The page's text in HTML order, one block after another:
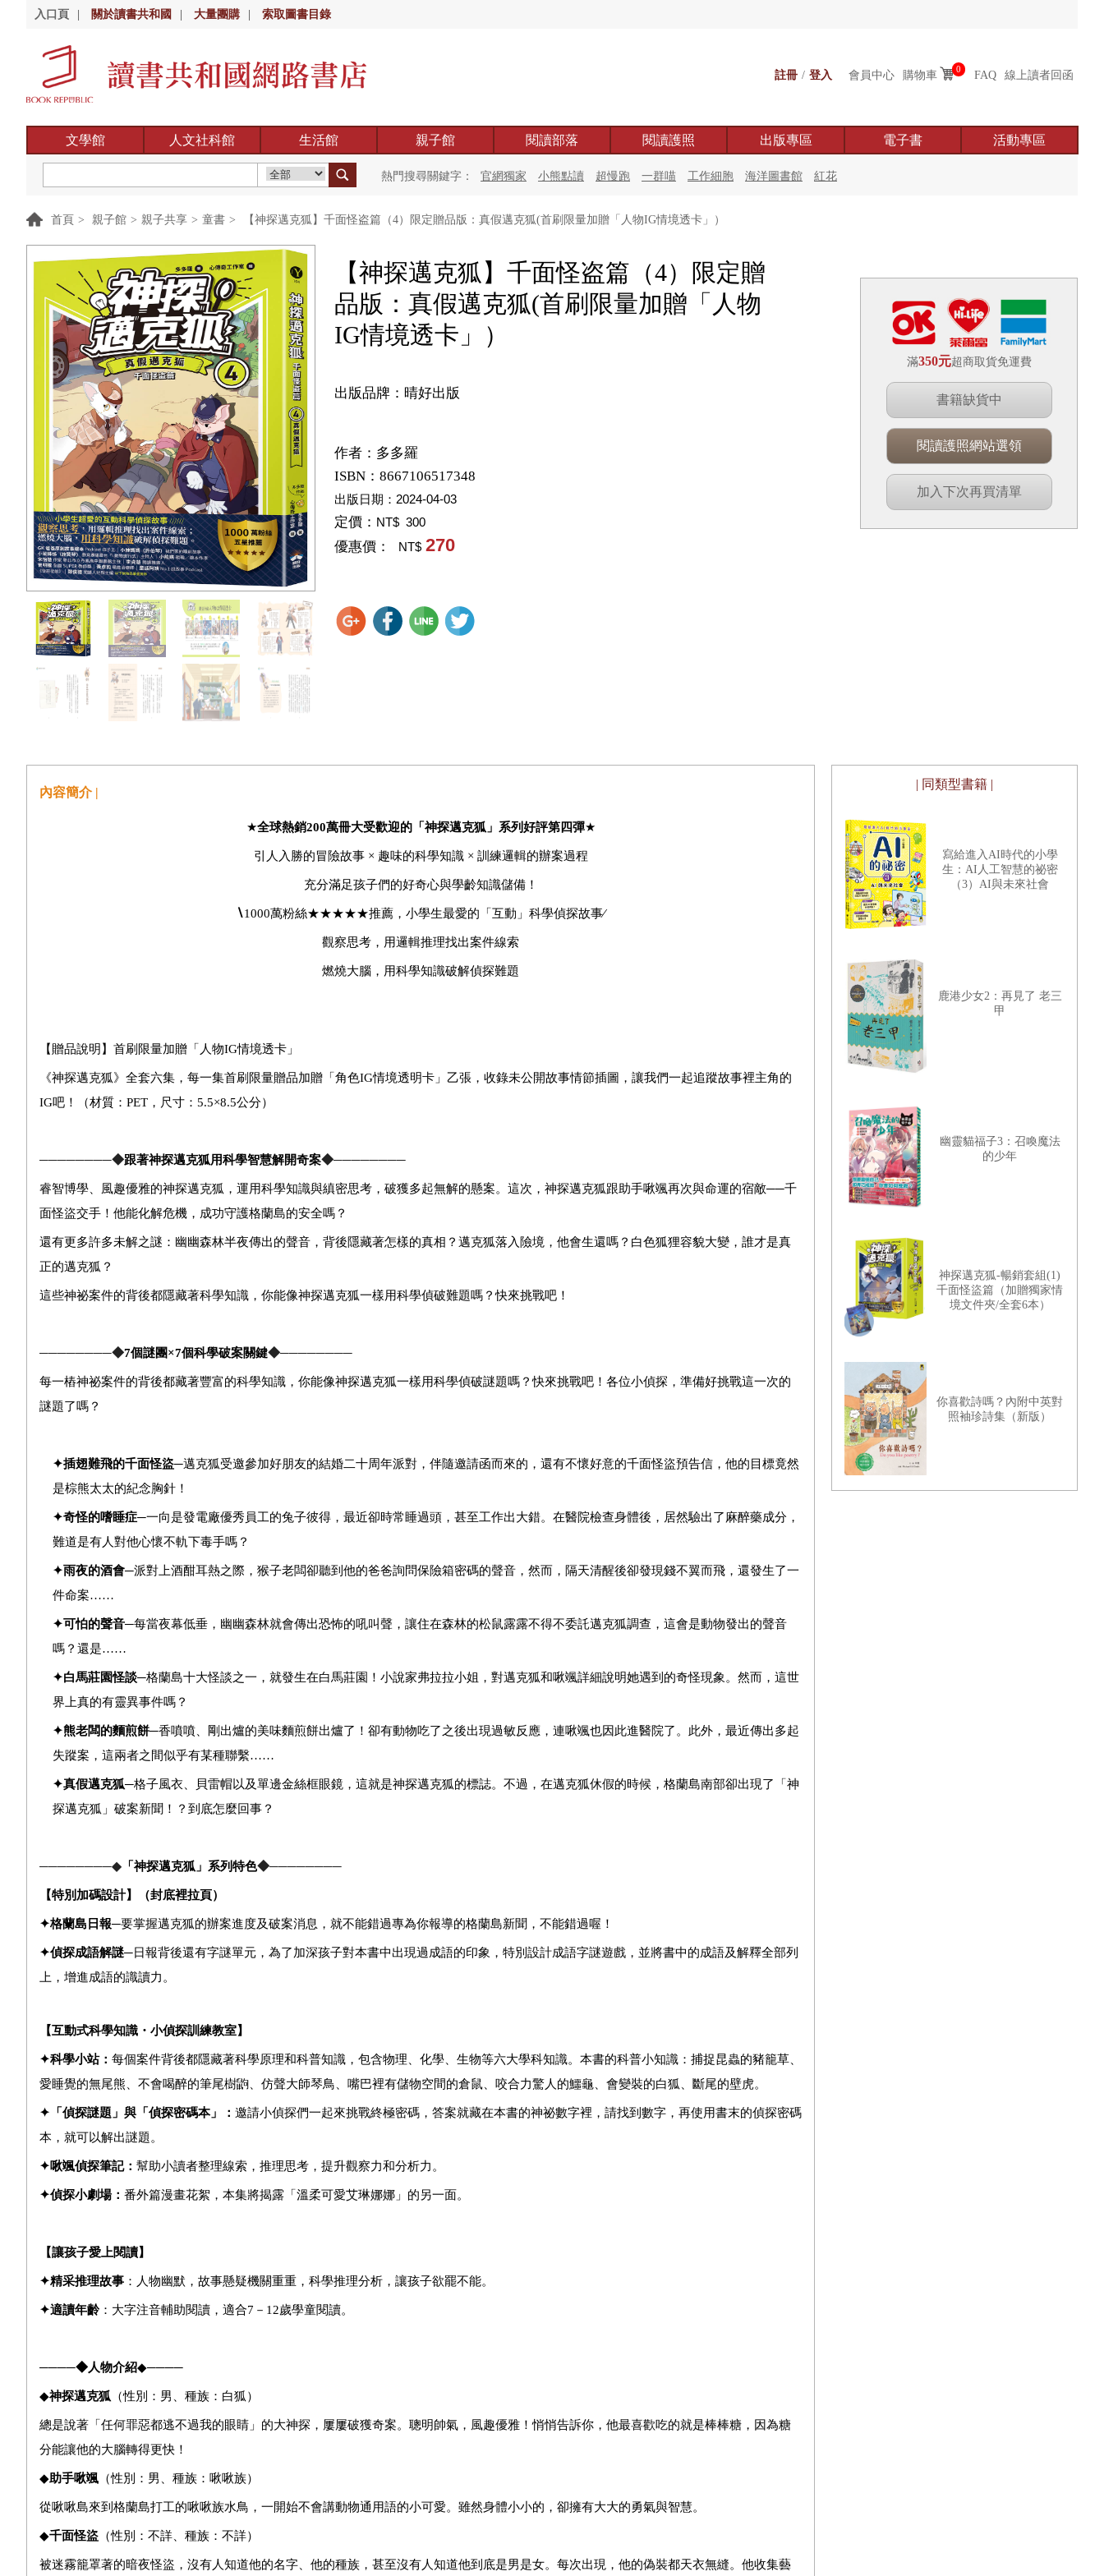
入口頁 關於讀書共和國 大量團購 索取圖書目錄
註冊 / 登入 會員中心 購物車 0 FAQ 線上讀者回函
文學館 人文社科館 生活館 親子館 閱讀部落 閱讀護照 出版專區 電子書 活動專區
熱門搜尋關鍵字： 官網獨家 小熊點讀 超慢跑 一群喵 工作細胞 海洋圖書館 紅花
首頁 > 親子館 > 親子共享 > 童書 > 【神探邁克狐】千面怪盗篇（4）限定贈品版：真假邁克狐(首刷限量加贈「人物IG情境透卡」）
【神探邁克狐】千面怪盗篇（4）限定贈
品版：真假邁克狐(首刷限量加贈「人物
IG情境透卡」）
出版品牌：晴好出版
作者： 多多羅
ISBN：8667106517348
出版日期： 2024-04-03
定價： NT$ 300
優惠價： NT$ 270
滿350元超商取貨免運費
書籍缺貨中
閱讀護照網站選領
加入下次再買清單
內容簡介 |
★全球熱銷200萬冊大受歡迎的「 神探邁克狐」系列好評第四彈★
引人入勝的冒險故事 × 趣味的科學知識 × 訓練邏輯的辦案過程
充分滿足孩子們的好奇心與學齡知識儲備！
∖1000萬粉絲★★★★★推薦，小學生最愛的「互動」科學偵探故事∕
觀察思考，用邏輯推理找出案件線索
燃燒大腦，用科學知識破解偵探難題
【贈品說明】首刷限量加贈「人物IG情境透卡」
《神探邁克狐》全套六集，每一集首刷限量贈品加贈「角色IG情境透明卡」乙張，收錄未公開故事情節插圖，讓我們一起追蹤故事裡主角的
IG吧！（材質： PET ，尺寸： 5.5×8.5公分）
────────◆跟著神探邁克狐用科學智慧解開奇案◆────────
睿智博學、風趣優雅的神探邁克狐，運用科學知識與縝密思考，破獲多起無解的懸案。這次，神探邁克狐跟助手啾颯再次與命運的宿敵──千
面怪盜交手！他能化解危機，成功守護格蘭島的安全嗎？
還有更多許多未解之謎：幽幽森林半夜傳出的聲音，背後隱藏著怎樣的真相？邁克狐落入險境，他會生還嗎？白色狐狸容貌大變，誰才是真
正的邁克狐？
這些神祕案件的背後都隱藏著科學知識，你能像神探邁克狐一樣用科學偵破難題嗎？快來挑戰吧！
────────◆7個謎團×7個科學破案關鍵◆────────
每一樁神祕案件的背後都藏著豐富的科學知識，你能像神探邁克狐一樣用科學偵破謎題嗎？快來挑戰吧！各位小偵探，準備好挑戰這一次的
謎題了嗎？
✦插翅難飛的千面怪盜─邁克狐受邀參加好朋友的結婚二十周年派對，伴隨邀請函而來的，還有不懷好意的千面怪盜預告信，他的目標竟然
是棕熊太太的紀念胸針！
✦奇怪的嗜睡症─一向是發電廠優秀員工的兔子彼得，最近卻時常睡過頭，甚至工作出大錯。在醫院檢查身體後，居然驗出了麻醉藥成分，
難道是有人對他心懷不軌下毒手嗎？
✦雨夜的酒會─派對上酒酣耳熱之際，猴子老闆卻聽到他的爸爸詢問保險箱密碼的聲音，然而，隔天清醒後卻發現錢不翼而飛，還發生了一
件命案……
✦可怕的聲音─每當夜幕低垂，幽幽森林就會傳出恐怖的吼叫聲，讓住在森林的松鼠露露不得不委託邁克狐調查，這會是動物發出的聲音
嗎？還是……
✦白馬莊園怪談─格蘭島十大怪談之一，就發生在白馬莊園！小說家弗拉拉小姐，對邁克狐和啾颯詳細說明她遇到的奇怪現象。然而，這世
界上真的有靈異事件嗎？
✦熊老闆的麵煎餅─香噴噴、剛出爐的美味麵煎餅出爐了！卻有動物吃了之後出現過敏反應，連啾颯也因此進醫院了。此外，最近傳出多起
失蹤案，這兩者之間似乎有某種聯繫……
✦真假邁克狐─格子風衣、貝雷帽以及單邊金絲框眼鏡，這就是神探邁克狐的標誌。不過，在邁克狐休假的時候，格蘭島南部卻出現了「神
探邁克狐」破案新聞！？到底怎麼回事？
────────◆ 「 神探邁克狐」 系列特色◆────────
【特別加碼設計】（封底裡拉頁）
✦格蘭島日報─要掌握邁克狐的辦案進度及破案消息，就不能錯過專為你報導的格蘭島新聞，不能錯過喔！
✦偵探成語解謎─日報背後還有字謎單元，為了加深孩子對本書中出現過成語的印象，特別設計成語字謎遊戲，並將書中的成語及解釋全部列
上，增進成語的識讀力。
【互動式科學知識・小偵探訓練教室】
✦科學小站： 每個案件背後都隱藏著科學原理和科普知識，包含物理、化學、生物等六大學科知識。 本書的科普小知識：捕捉昆蟲的豬籠草、
愛睡覺的無尾熊、不會喝醉的筆尾樹鼩、仿聲大師琴鳥、嘴巴裡有儲物空間的倉鼠、咬合力驚人的鱷龜、會變裝的白狐、斷尾的壁虎。
✦ 「偵探謎題」與「偵探密碼本」： 邀請小偵探們一起來挑戰終極密碼，答案就藏在本書的神祕數字裡，請找到數字，再使用書末的偵探密碼
本，就可以解出謎題。
✦啾颯偵探筆記： 幫助小讀者整理線索，推理思考，提升觀察力和分析力。
✦偵探小劇場： 番外篇漫畫花絮，本集將揭露「 溫柔可愛艾琳娜娜 」的另一面。
【讓孩子愛上閱讀】
✦精采推理故事 ：人物幽默，故事懸疑機關重重，科學推理分析，讓孩子欲罷不能。
✦適讀年齡 ：大字注音輔助閱讀，適合7－12歲學童閱讀。
────◆人物介紹◆────
◆神探邁克狐 （性別：男、種族：白狐）
總是說著「任何罪惡都逃不過我的眼睛」的大神探，屢屢破獲奇案。聰明帥氣，風趣優雅！悄悄告訴你，他最喜歡吃的就是棒棒糖，因為糖
分能讓他的大腦轉得更快！
◆助手啾颯 （性別：男、種族：啾啾族）
從啾啾島來到格蘭島打工的啾啾族水鳥，一開始不會講動物通用語的小可愛。雖然身體小小的，卻擁有大大的勇氣與智慧。
◆千面怪盜 （性別：不詳、種族：不詳）
被迷霧籠罩著的暗夜怪盜，沒有人知道他的名字、他的種族，甚至沒有人知道他到底是男是女。每次出現，他的偽裝都天衣無縫。他收集藝
| 同類型書籍 |
寫給進入AI時代的小學
生：AI人工智慧的祕密
（3）AI與未來社會
鹿港少女2：再見了 老三
甲
幽靈貓福子3：召喚魔法
的少年
神探邁克狐-暢銷套組(1)
千面怪盜篇（加贈獨家情
境文件夾/全套6本）
你喜歡詩嗎？內附中英對
照袖珍詩集（新版）